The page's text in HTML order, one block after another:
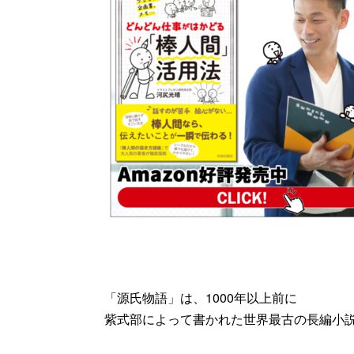
「源氏物語」は、1000年以上前に
紫式部によって書かれた世界最古の長編小